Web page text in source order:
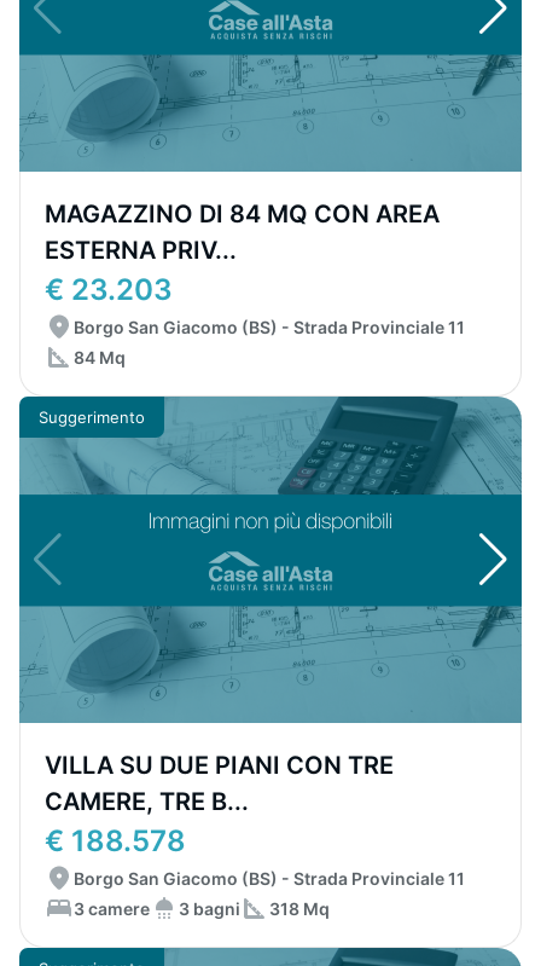
MAGAZZINO DI 84 MQ CON AREA
ESTERNA PRIV...
€ 23.203
Borgo San Giacomo (BS) - Strada Provinciale 11
84 Mq
Suggerimento
VILLA SU DUE PIANI CON TRE
CAMERE, TRE B...
€ 188.578
Borgo San Giacomo (BS) - Strada Provinciale 11
3 camere
3 bagni 318 Mq